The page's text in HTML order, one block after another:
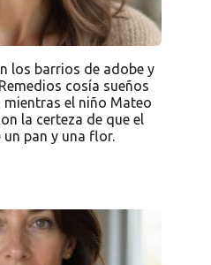
los barrios de adobe y
cosía sueños
mientras el niño Mateo
la certeza de que el
pan y una flor.